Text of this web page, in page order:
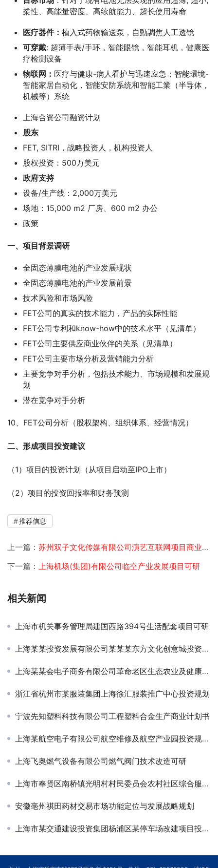
柔性、高能量密度、高续航能力、超长使用寿命
医疗器件： 植入式药物输送泵，自動調焦人工透镜
可穿戴: 超薄手表/手环，智能眼镜，智能耳机，健康医
疗检测设备
物联网 ： 医疗与健康-病人看护与迅速应急；智能環境-
智能家居自动化，智能安防系统和智能工業（半导体，
机械等）系统
上海合资公司融资计划
股东
FET, SITRI，战略投资人，机构投资人
股权投资：500万美元
政府支持
设备/生产线：2,000万美元
场地：15,000 m2 厂房、600 m2 办公
政策
一、项目背景调研
全固态薄膜电池的产业发展现状
全固态薄膜电池的产业发展前景
技术风险和市场风险
FET公司的真实的技术能力，产品的实际性能
FET公司专利和know-how中的技术水平（见清单）
FET公司主要供应商业伙伴的关系（见清单）
FET公司主要市场分析及营销能力分析
主要竞争对手分析，包括技术能力、市场规模和发展规
划
潜在竞争对手分析
10、FET公司分析（股权架构、组织体系、经营情况）
二、形成项目投资建议
（1）项目的投资计划（从项目启动至IPO上市）
（2）项目的投资回报率和财务预测
推荐信息
上一篇： 苏州双子文化传媒有限公司演艺互联网项目商业计划书
下一篇： 上海机场(集团)有限公司临空产业发展项目可研
相关新闻
上海市机关事务管理局建国西路394号生活配套项目可研
上海某某投资发展有限公司某某某东方文化创意城投资规划
上海某某会电子商务有限公司革命老区生态农业及健康养生产业化项目投资规划方案
浙江省杭州市某服装集团上海徐汇服装推广中心投资规划
宁波先知塑料科技有限公司工程塑料合金生产商业计划书
上海某航空电子有限公司航空维修及航空产业园投资规划项目签约
上海飞奥燃气设备有限公司燃气阀门技术改造可研
上海市奉贤区南桥镇光明村村民委员会农村社区综合服务中心建设工程可研
安徽亳州祺田药材交易市场功能定位与发展战略规划
上海市某交通建设投资集团杨浦区某停车场改建项目投资规划